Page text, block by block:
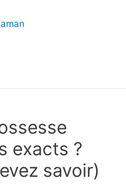
exacts ?
savoir)